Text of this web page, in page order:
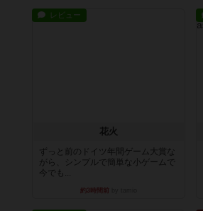
レビュー
花火
ずっと前のドイツ年間ゲーム大賞な
がら、シンプルで簡単な小ゲームで
今でも...
約3時間前